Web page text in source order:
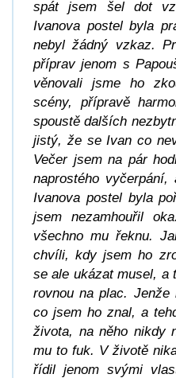
spát jsem šel dot
Ivanova postel byla
nebyl žádný vzkaz.
příprav jenom s
věnovali jsme ho
scény, přípravě
spoustě dalších
jistý, že se Ivan co
Večer jsem na pár
naprostého
Ivanova postel byla
jsem nezamhouřil
všechno mu řeknu.
chvíli, kdy jsem ho
se ale ukázat musel,
rovnou na plac.
co jsem ho znal, a
života, na něho nikdy
mu to fuk. V životě
řídil jenom svými